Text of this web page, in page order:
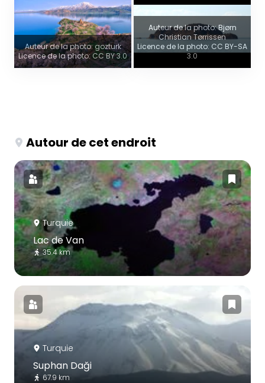
Auteur de la photo: gozturk
Licence de la photo: CC BY 3.0
Auteur de la photo: Bjørn
Christian Tørrissen
Licence de la photo: CC BY-SA
3.0
Autour de cet endroit
Turquie
Lac de Van
35.4 km
Turquie
Suphan Daği
67.9 km